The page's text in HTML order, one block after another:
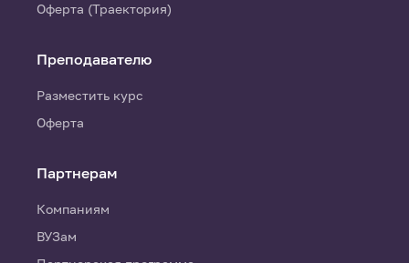
Оферта (Траектория)
Преподавателю
Разместить курс
Оферта
Партнерам
Компаниям
ВУЗам